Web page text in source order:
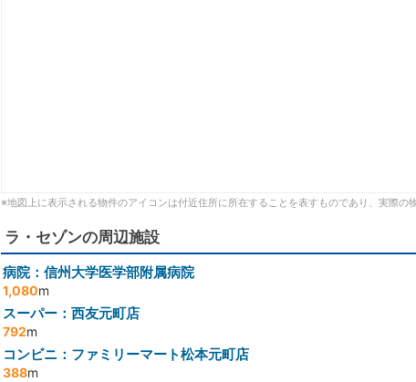
※地図上に表示される物件のアイコンは付近住所に所在することを表すものであり、実際の
ラ・セゾンの周辺施設
病院：信州大学医学部附属病院
1,080m
スーパー：西友元町店
792m
コンビニ：ファミリーマート松本元町店
388m